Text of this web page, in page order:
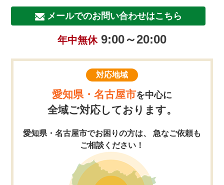
メールでのお問い合わせはこちら
年中無休9:00～20:00
対応地域
愛知県・名古屋市を中心に
全域ご対応しております。
愛知県・名古屋市でお困りの方は、 急なご依頼も
ご相談ください！